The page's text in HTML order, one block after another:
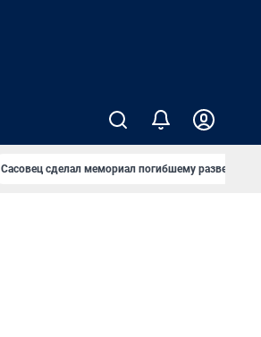
Сасовец сделал мемориал погибшему разведбату